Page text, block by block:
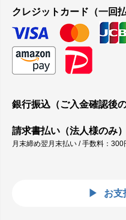
クレジットカード（一回払
銀行振込（ご入金確認後の
請求書払い（法人様のみ）
月末締め翌月末払い / 手数料：300
お支